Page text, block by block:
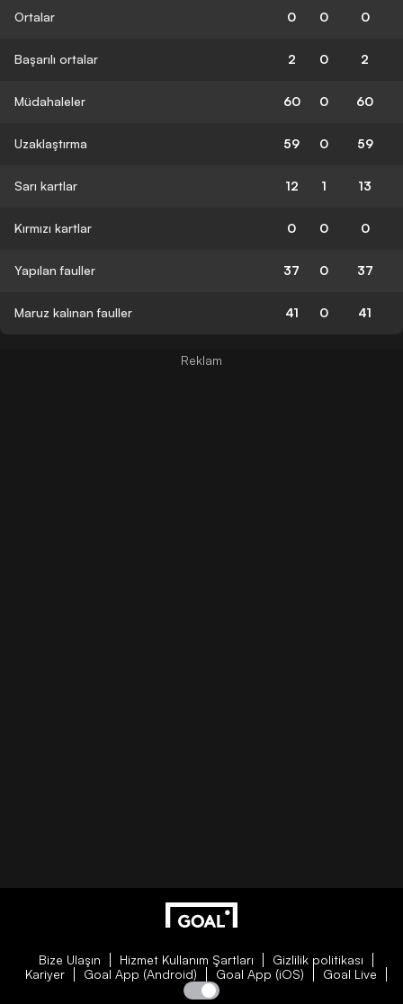
Ortalar 0 0 0
Başarılı ortalar 2 0 2
Müdahaleler 60 0 60
Uzaklaştırma 59 0 59
Sarı kartlar 12 1 13
Kırmızı kartlar 0 0 0
Yapılan fauller 37 0 37
Maruz kalınan fauller 41 0 41
Bize Ulaşın Hizmet Kullanım Şartları
Gizlilik politikası
Kariyer
Goal App (Android) Goal App (iOS) Goal Live